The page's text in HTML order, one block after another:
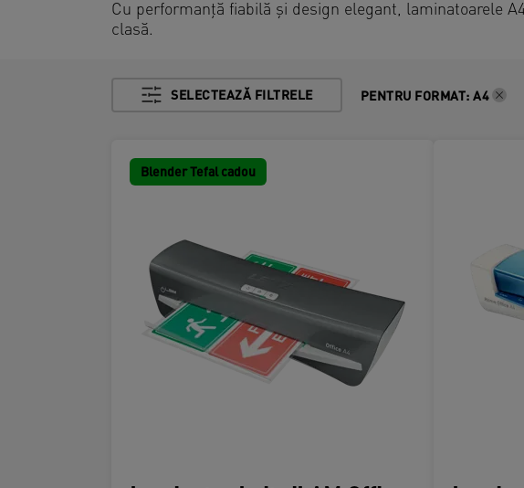
Cu performanță fiabilă și design elegant, laminatoarele
clasă.
SELECTEAZĂ FILTRELE PENTRU FORMAT: A4
Blender Tefal cadou